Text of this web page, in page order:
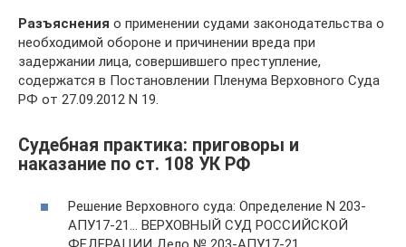
Разъяснения о применении судами законодательства о
необходимой обороне и причинении вреда при
задержании лица, совершившего преступление,
содержатся в Постановлении Пленума Верховного Суда
РФ от 27.09.2012 N 19.
Судебная практика: приговоры и
наказание по ст. 108 УК РФ
Решение Верховного суда: Определение N 203-
АПУ17-21… ВЕРХОВНЫЙ СУД РОССИЙСКОЙ